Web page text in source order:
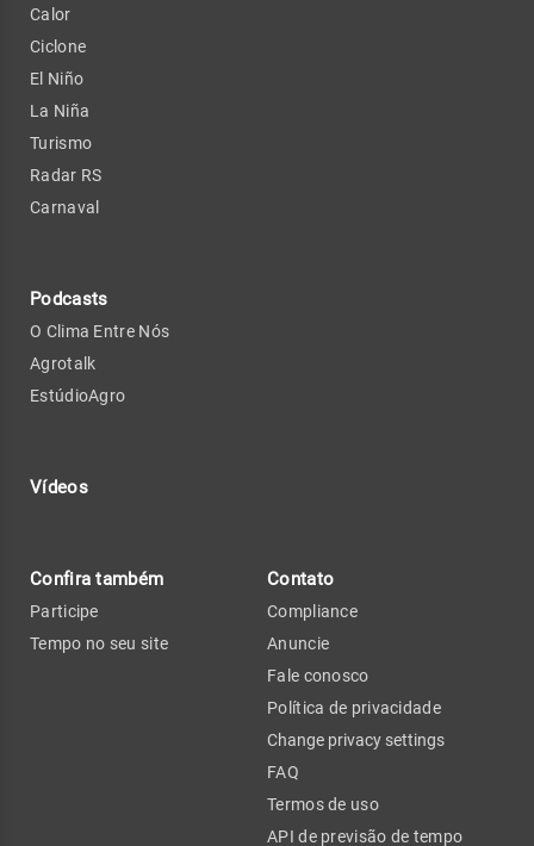
Calor
Ciclone
El Niño
La Niña
Turismo
Radar RS
Carnaval
Podcasts
O Clima Entre Nós
Agrotalk
EstúdioAgro
Vídeos
Confira também
Participe
Tempo no seu site
Contato
Compliance
Anuncie
Fale conosco
Política de privacidade
Change privacy settings
FAQ
Termos de uso
API de previsão de tempo